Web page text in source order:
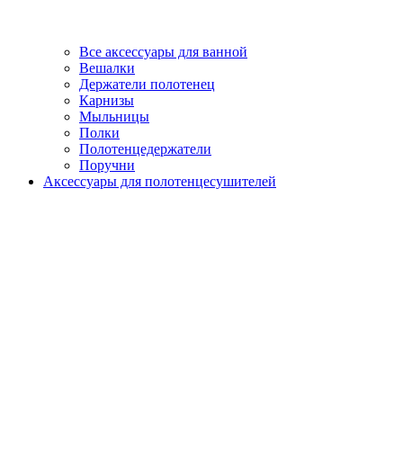
Все аксессуары для ванной
Вешалки
Держатели полотенец
Карнизы
Мыльницы
Полки
Полотенцедержатели
Поручни
Аксессуары для полотенцесушителей